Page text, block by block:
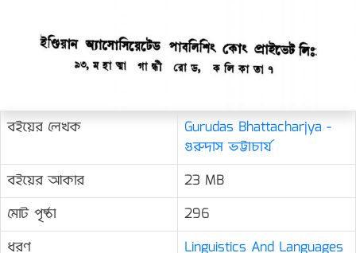
বইয়ের লেখক
Gurudas Bhattacharjya -
গুরুদাস ভট্টাচার্য
বইয়ের আকার
23 MB
মোট পৃষ্ঠা
296
ধরণ
Linguistics And Languages